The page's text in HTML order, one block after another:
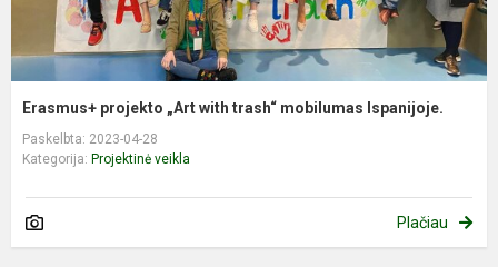
Erasmus+ projekto „Art with trash“ mobilumas Ispanijoje.
Paskelbta: 2023-04-28
Kategorija: Projektinė veikla
Plačiau